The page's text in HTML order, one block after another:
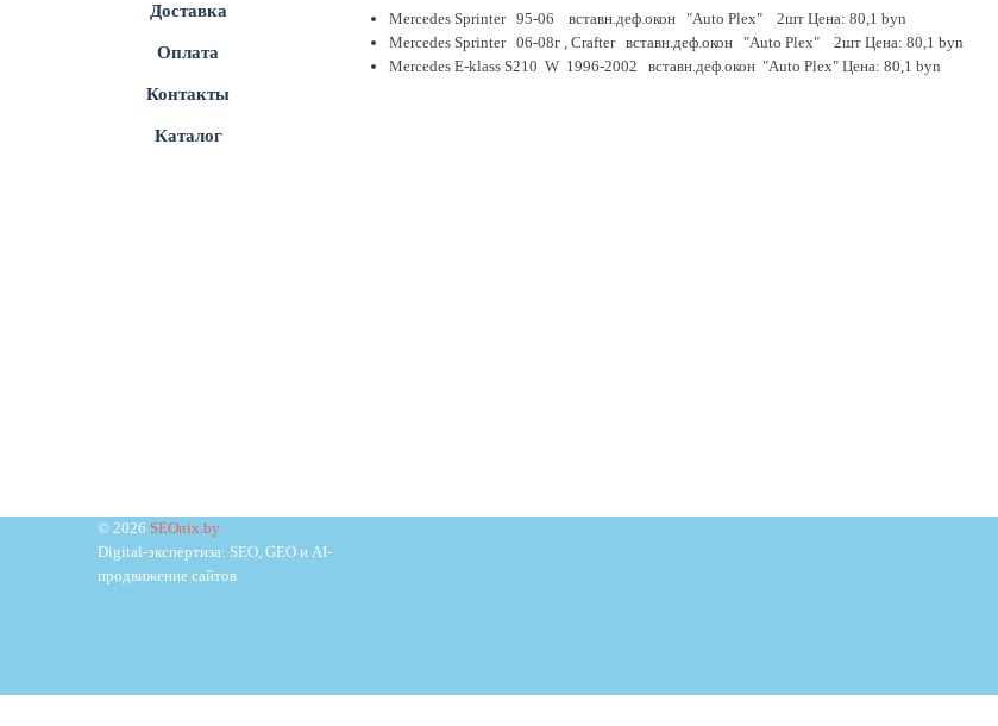
Доставка
Оплата
Контакты
Каталог
Mercedes Sprinter 95-06 вставн.деф.окон "Auto Plex" 2шт Цена: 80,1 byn
Mercedes Sprinter 06-08г , Сrafter вставн.деф.окон "Auto Plex" 2шт Цена: 80,1 byn
Mercedes E-klass S210 W 1996-2002 вставн.деф.окон "Auto Plex" Цена: 80,1 byn
© 2026 SEOnix.by
Digital-экспертиза: SEO, GEO и AI-
продвижение сайтов